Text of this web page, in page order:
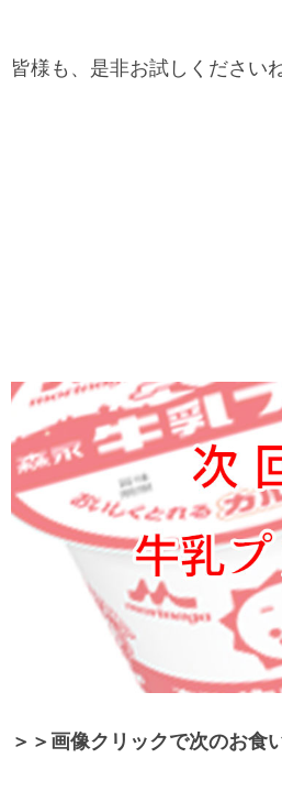
皆様も、是非お試しください
＞＞画像クリックで次のお食